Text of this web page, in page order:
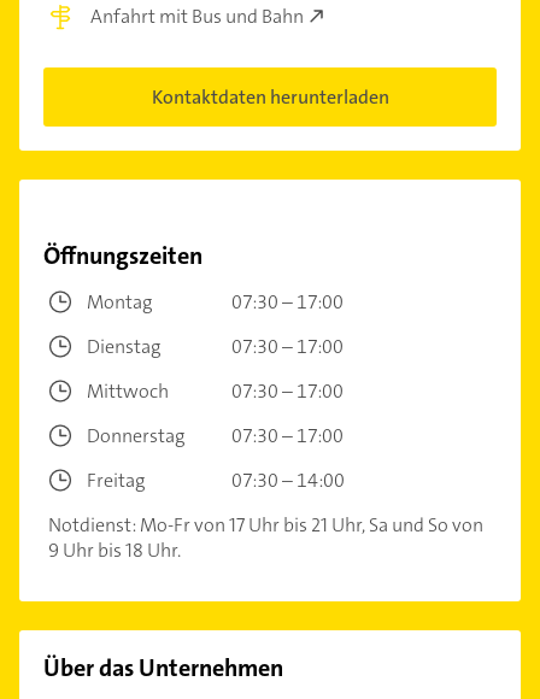
Anfahrt mit Bus und Bahn
Kontaktdaten herunterladen
Öffnungszeiten
Montag
07:30 – 17:00
Dienstag
07:30 – 17:00
Mittwoch
07:30 – 17:00
Donnerstag
07:30 – 17:00
Freitag
07:30 – 14:00
Notdienst: Mo-Fr von 17 Uhr bis 21 Uhr, Sa und So von
9 Uhr bis 18 Uhr.
Über das Unternehmen